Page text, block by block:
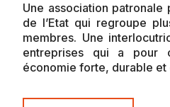
Une association
de l’Etat qui regroupe
membres. Une
entreprises qui a pour
économie forte, durable et